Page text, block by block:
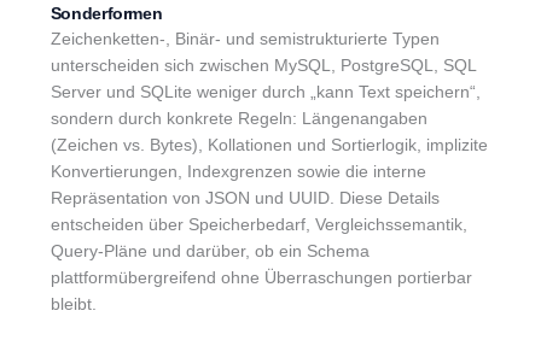
Sonderformen
Zeichenketten-, Binär- und semistrukturierte Typen
unterscheiden sich zwischen MySQL, PostgreSQL, SQL
Server und SQLite weniger durch „kann Text speichern“,
sondern durch konkrete Regeln: Längenangaben
(Zeichen vs. Bytes), Kollationen und Sortierlogik, implizite
Konvertierungen, Indexgrenzen sowie die interne
Repräsentation von JSON und UUID. Diese Details
entscheiden über Speicherbedarf, Vergleichssemantik,
Query-Pläne und darüber, ob ein Schema
plattformübergreifend ohne Überraschungen portierbar
bleibt.